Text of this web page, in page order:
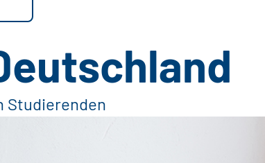
Studierenden